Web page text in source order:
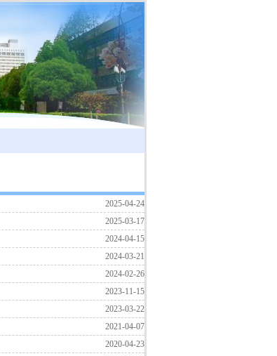
2025-04-24
2025-03-17
2024-04-15
2024-03-21
2024-02-26
2023-11-15
2023-03-22
2021-04-07
2020-04-23